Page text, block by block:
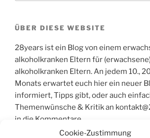
Cookie-Zustimmung
ÜBER DIESE WEBSITE
28years ist ein Blog von einem
alkoholkranken Eltern für
alkoholkranken Eltern. An jedem 10.,
Monats erwartet euch hier ein neuer
informiert, Tipps gibt, oder auch
Themenwünsche & Kritik an
in die Kommentare.